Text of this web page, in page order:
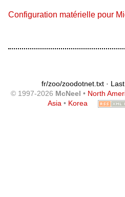
Configuration matérielle pour
fr/zoo/zoodotnet.txt ·
© 1997-2026 McNeel • North
Asia • Korea